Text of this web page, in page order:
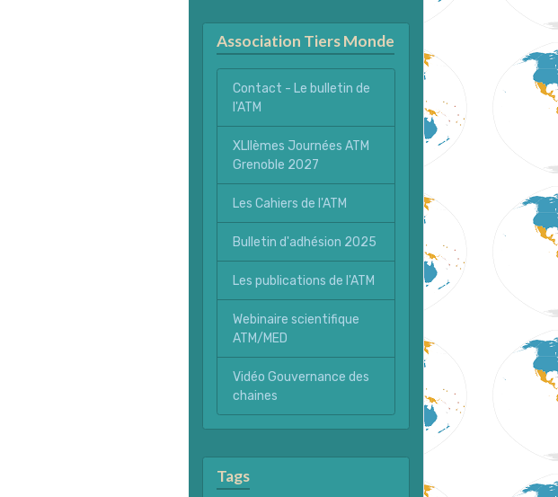
Association Tiers Monde
Contact - Le bulletin de
l'ATM
XLIIèmes Journées ATM
Grenoble 2027
Les Cahiers de l'ATM
Bulletin d'adhésion 2025
Les publications de l'ATM
Webinaire scientifique
ATM/MED
Vidéo Gouvernance des
chaines
Tags